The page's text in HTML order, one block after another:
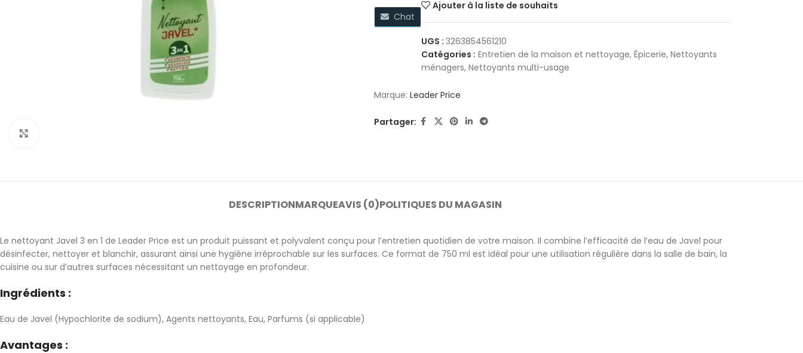
Ajouter à la liste de souhaits
Chat
UGS : 3263854561210
Catégories : Entretien de la maison et nettoyage, Épicerie, Nettoyants
ménagers, Nettoyants multi-usage
Marque: Leader Price
Partager:
DESCRIPTIONMARQUEAVIS (0)POLITIQUES DU MAGASIN
Le nettoyant Javel 3 en 1 de Leader Price est un produit puissant et polyvalent conçu pour l’entretien quotidien de votre maison. Il combine l’efficacité de l’eau de Javel pour
désinfecter, nettoyer et blanchir, assurant ainsi une hygiène irréprochable sur les surfaces. Ce format de 750 ml est idéal pour une utilisation régulière dans la salle de bain, la
cuisine ou sur d’autres surfaces nécessitant un nettoyage en profondeur.
Ingrédients :
Eau de Javel (Hypochlorite de sodium), Agents nettoyants, Eau, Parfums (si applicable)
Avantages :